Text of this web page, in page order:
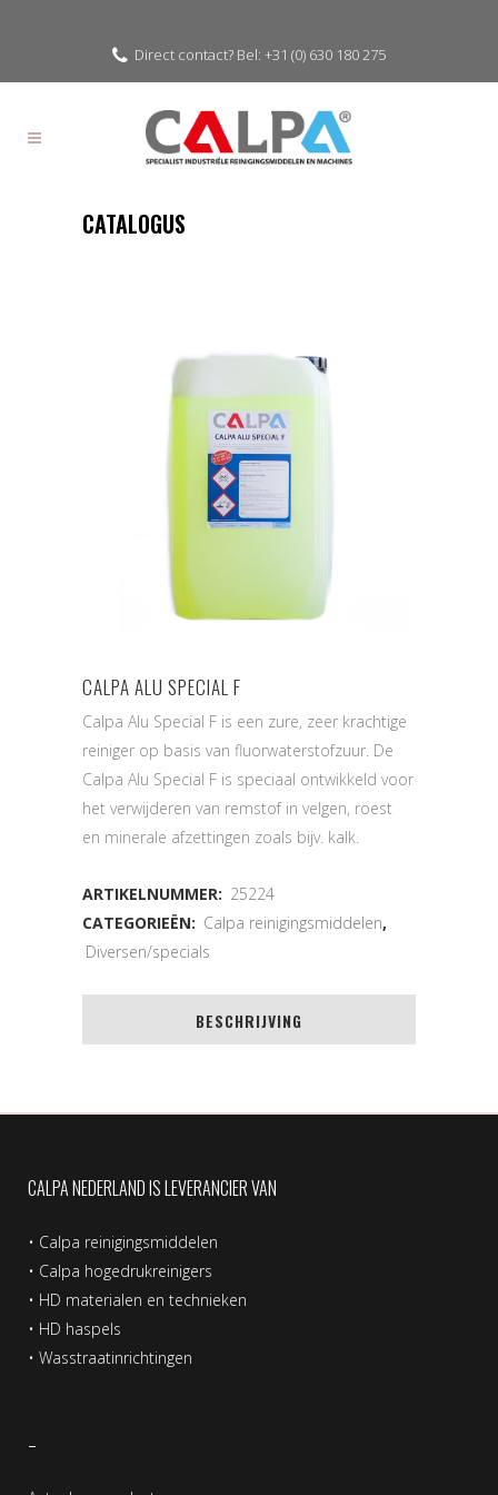
Direct contact? Bel: +31 (0) 630 180 275
CATALOGUS
CALPA ALU SPECIAL F
Calpa Alu Special F is een zure, zeer krachtige
reiniger op basis van fluorwaterstofzuur. De
Calpa Alu Special F is speciaal ontwikkeld voor
het verwijderen van remstof in velgen, roest
en minerale afzettingen zoals bijv. kalk.
ARTIKELNUMMER: 25224
CATEGORIEËN: Calpa reinigingsmiddelen,
Diversen/specials
BESCHRIJVING
CALPA NEDERLAND IS LEVERANCIER VAN
• Calpa reinigingsmiddelen
• Calpa hogedrukreinigers
• HD materialen en technieken
• HD haspels
• Wasstraatinrichtingen
–